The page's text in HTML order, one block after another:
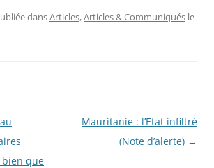
dansArticles,Articles & Communiqués le
bien que
Mauritanie : l’Etat infiltré
(Note d’alerte) →